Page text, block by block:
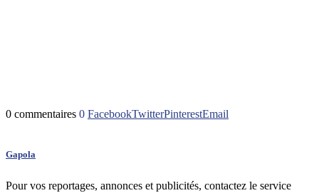
0 commentaires 0 FacebookTwitterPinterestEmail
Gapola
Pour vos reportages, annonces et publicités, contactez le service